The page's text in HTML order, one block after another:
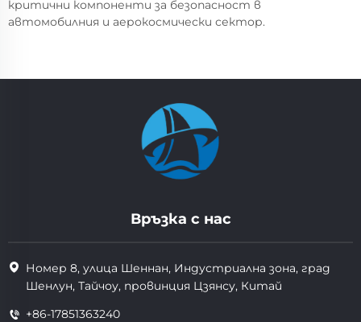
критични компоненти за безопасност в
автомобилния и аерокосмически сектор.
Връзка с нас
Номер 8, улица Шеннан, Индустриална зона, град
Шенлун, Тайчоу, провинция Цзянсу, Китай
+86-17851363240